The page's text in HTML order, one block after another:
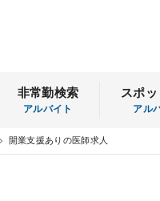
非常勤検索
アルバイト
スポ
アル
開業支援ありの医師求人